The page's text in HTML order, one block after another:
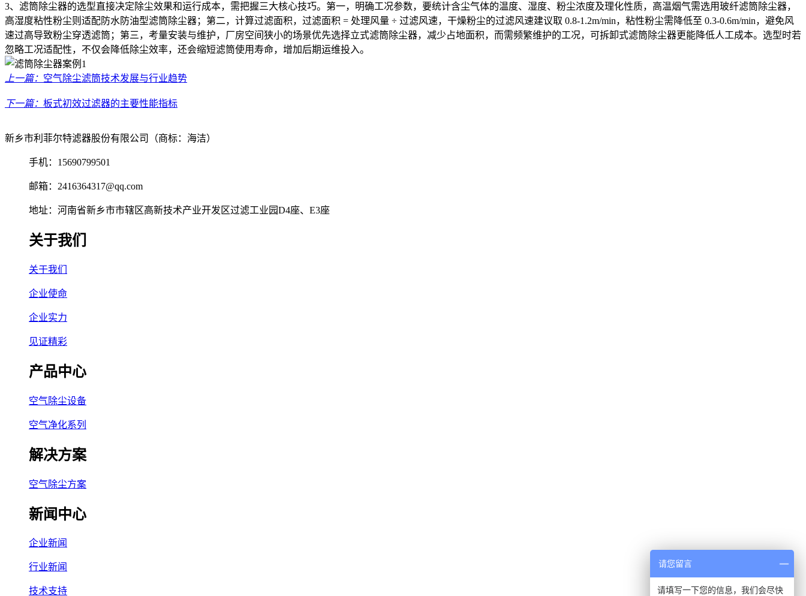
3、滤筒除尘器的选型直接决定除尘效果和运行成本，需把握三大核心技巧。第一，明确工况参数，要统计含尘气体的温度、湿度、粉尘浓度及理化性质，高温烟气需选用玻纤滤筒除尘器，
高湿度粘性粉尘则适配防水防油型滤筒除尘器；第二，计算过滤面积，过滤面积 = 处理风量 ÷ 过滤风速，干燥粉尘的过滤风速建议取 0.8-1.2m/min，粘性粉尘需降低至 0.3-0.6m/min，避免风
速过高导致粉尘穿透滤筒；第三，考量安装与维护，厂房空间狭小的场景优先选择立式滤筒除尘器，减少占地面积，而需频繁维护的工况，可拆卸式滤筒除尘器更能降低人工成本。选型时若
忽略工况适配性，不仅会降低除尘效率，还会缩短滤筒使用寿命，增加后期运维投入。
上一篇： 空气除尘滤筒技术发展与行业趋势
下一篇： 板式初效过滤器的主要性能指标
新乡市利菲尔特滤器股份有限公司（商标：海洁）
手机：15690799501
邮箱：2416364317@qq.com
地址：河南省新乡市市辖区高新技术产业开发区过滤工业园D4座、E3座
关于我们
关于我们
企业使命
企业实力
见证精彩
产品中心
空气除尘设备
空气净化系列
解决方案
空气除尘方案
新闻中心
企业新闻
行业新闻
技术支持
请您留言
请填写一下您的信息，我们会尽快